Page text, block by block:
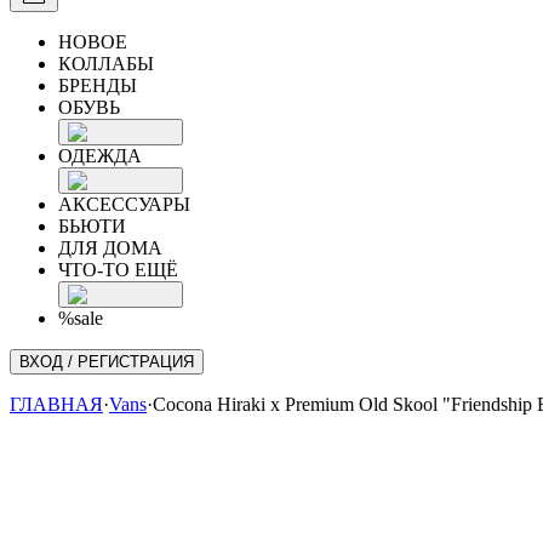
НОВОЕ
КОЛЛАБЫ
БРЕНДЫ
ОБУВЬ
ОДЕЖДА
АКСЕССУАРЫ
БЬЮТИ
ДЛЯ ДОМА
ЧТО-ТО ЕЩЁ
%sale
ВХОД / РЕГИСТРАЦИЯ
ГЛАВНАЯ·Vans·Cocona Hiraki x Premium Old Skool "Friendship